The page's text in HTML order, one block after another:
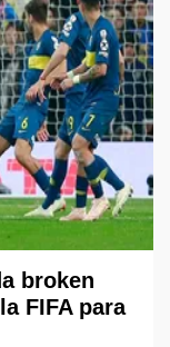
broken
FIFA para